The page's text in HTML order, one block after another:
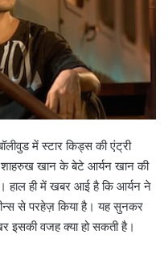
में स्टार किड्स की एंट्री
खान के बेटे आर्यन खान की
हाल ही में खबर आई है कि आर्यन ने
से परहेज़ किया है। यह सुनकर
इसकी वजह क्या हो सकती है।